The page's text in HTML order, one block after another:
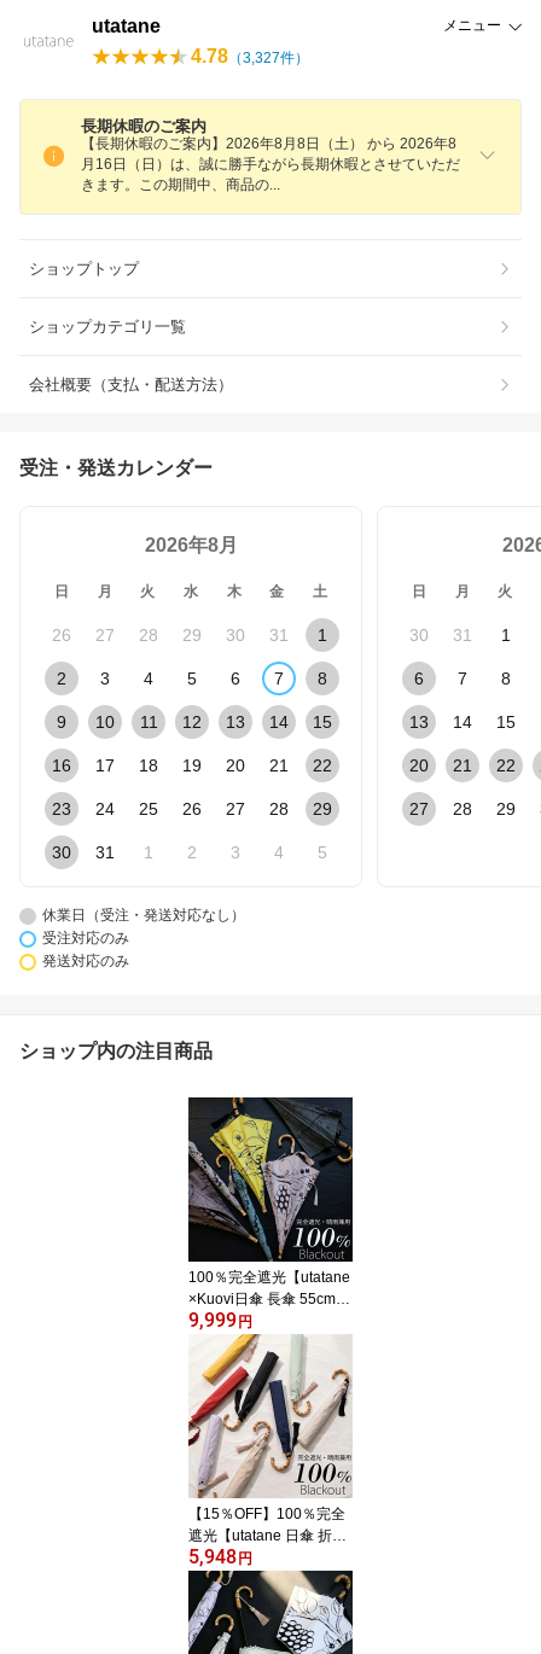
utatane メニュー
4.78 （3,327件）
長期休暇のご案内
【長期休暇のご案内】2026年8月8日（土） から 2026年8
月16日（日）は、誠に勝手ながら長期休暇とさせていただ
きます。この期間中、商品の
ショップトップ
ショップカテゴリ一覧
会社概要（支払・配送方法）
受注・発送カレンダー
2026年8月
日 月 火 水 木 金 土
26 27 28 29 30 31 1
2 3 4 5 6 7 8
9 10 11 12 13 14 15
16 17 18 19 20 21 22
23 24 25 26 27 28 29
30 31 1 2 3 4 5
日 月 火
30 31 1
6 7 8
13 14 15
20 21 22
27 28 29
休業日（受注・発送対応なし）
受注対応のみ
発送対応のみ
ショップ内の注目商品
100％完全遮光【utatane
×Kuovi日傘 長傘 55cm｜
オーチャード×シャンブ
レーバンブー タッセル
付】遮光率100％ UVカ
ット99.9%以上 遮熱 涼
しい 晴雨兼用 1級遮光 撥
水 軽量｜大判｜長傘｜竹
製 高見え 北欧 フィンラ
ンド ギフト クオヴィ[レ
ディース]2026新作
9,999 円
【15％OFF】100％完全
遮光【utatane 日傘 折り
たたみ トップレス 2段 5
5cm｜形態安定 無地 バ
ンブー タッセル付】遮光
率100％ UVカット99.9%
以上 遮熱 涼しい 晴雨兼
5,948 円